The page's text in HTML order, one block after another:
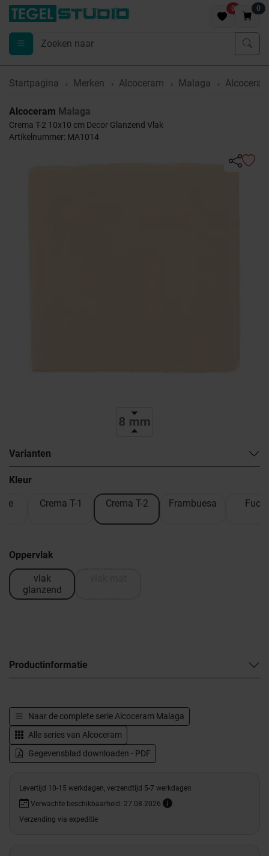
0 0
Startpagina Merken Alcoceram Malaga
Alcoceram Malaga
Crema T-2 10x10 cm Decor Glanzend Vlak
Artikelnummer: MA1014
Varianten
Kleur
Crema T-1 Crema T-2 Frambuesa
Oppervlak
vlak
glanzend
Productinformatie
Naar de complete serie Alcoceram Malaga
Alle series van Alcoceram
Gegevensblad downloaden - PDF
Levertijd 10-15 werkdagen, verzendtijd 5-7 werkdagen
Verwachte beschikbaarheid: 27.08.2026
Verzending via expeditie